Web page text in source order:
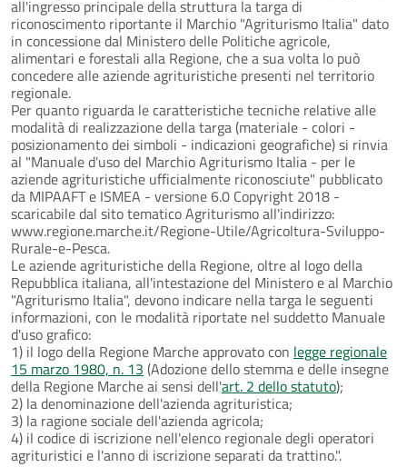
all'ingresso principale della struttura la targa di
riconoscimento riportante il Marchio "Agriturismo Italia" dato
in concessione dal Ministero delle Politiche agricole,
alimentari e forestali alla Regione, che a sua volta lo può
concedere alle aziende agrituristiche presenti nel territorio
regionale.
Per quanto riguarda le caratteristiche tecniche relative alle
modalità di realizzazione della targa (materiale - colori -
posizionamento dei simboli - indicazioni geografiche) si rinvia
al "Manuale d'uso del Marchio Agriturismo Italia - per le
aziende agrituristiche ufficialmente riconosciute" pubblicato
da MIPAAFT e ISMEA - versione 6.0 Copyright 2018 -
scaricabile dal sito tematico Agriturismo all'indirizzo:
www.regione.marche.it/Regione-Utile/Agricoltura-Sviluppo-
Rurale-e-Pesca.
Le aziende agrituristiche della Regione, oltre al logo della
Repubblica italiana, all'intestazione del Ministero e al Marchio
"Agriturismo Italia", devono indicare nella targa le seguenti
informazioni, con le modalità riportate nel suddetto Manuale
d'uso grafico:
1) il logo della Regione Marche approvato con legge regionale
15 marzo 1980, n. 13 (Adozione dello stemma e delle insegne
della Regione Marche ai sensi dell'art. 2 dello statuto);
2) la denominazione dell'azienda agrituristica;
3) la ragione sociale dell'azienda agricola;
4) il codice di iscrizione nell'elenco regionale degli operatori
agrituristici e l'anno di iscrizione separati da trattino.".